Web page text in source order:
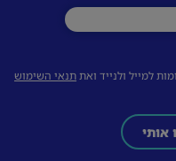
למייל ולנייד ואתתנאי השימוש
אותי